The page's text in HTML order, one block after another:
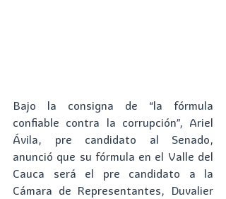
Bajo la consigna de “la fórmula
confiable contra la corrupción”, Ariel
Ávila, pre candidato al Senado,
anunció que su fórmula en el Valle del
Cauca será el pre candidato a la
Cámara de Representantes, Duvalier